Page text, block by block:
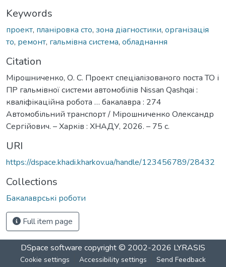
Keywords
проект, планіровка сто, зона діагностики, організація
то, ремонт, гальмівна система, обладнання
Citation
Мірошниченко, О. С. Проект спеціалізованого поста ТО і
ПР гальмівної системи автомобілів Nissan Qashqai :
кваліфікаційна робота … бакалавра : 274
Автомобільний транспорт / Мірошниченко Олександр
Сергійович. – Харків : ХНАДУ, 2026. – 75 с.
URI
https://dspace.khadi.kharkov.ua/handle/123456789/28432
Collections
Бакалаврські роботи
Full item page
DSpace software copyright © 2002-2026 LYRASIS
Cookie settings Accessibility settings Send Feedback